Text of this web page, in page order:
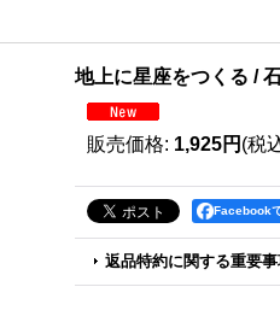
地上に星座をつくる /
販売価格: 1,925円 (税
Facebook
返品特約に関する重要